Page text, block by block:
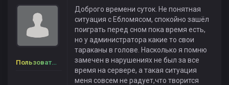
Пользователь
Доброго времени суток. Не понятная
ситуация с Ебломясом, спокойно зашёл
поиграть перед сном пока время есть,
но у администратора какие то свои
тараканы в голове. Насколько я помню
замечен в нарушениях не был за все
время на сервере, а такая ситуация
меня совсем не радует,что творится